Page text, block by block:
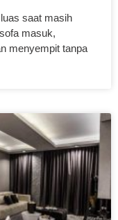
saat masih
masuk,
menyempit tanpa